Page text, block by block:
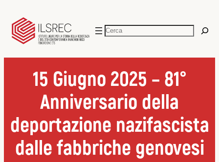
contenuto
Cerca
15 Giugno 2025 – 81°
Anniversario della
deportazione nazifascista
dalle fabbriche genovesi